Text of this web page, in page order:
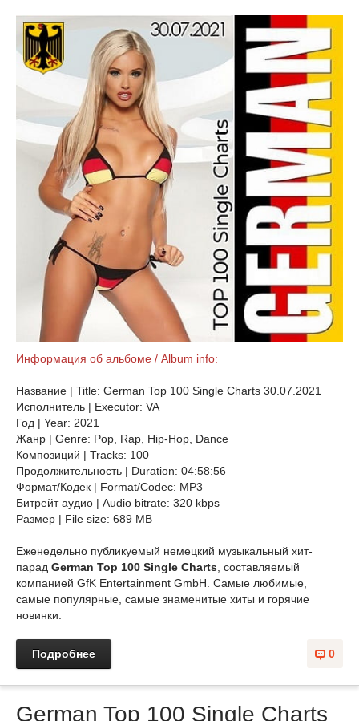
Информация об альбоме / Album info:
Название | Title: German Top 100 Single Charts 30.07.2021
Исполнитель | Executor: VA
Год | Year: 2021
Жанр | Genre: Pop, Rap, Hip-Hop, Dance
Композиций | Tracks: 100
Продолжительность | Duration: 04:58:56
Формат/Кодек | Format/Codec: MP3
Битрейт аудио | Audio bitrate: 320 kbps
Размер | File size: 689 MB
Еженедельно публикуемый немецкий музыкальный хит-
парад German Top 100 Single Charts , составляемый
компанией GfK Entertainment GmbH. Самые любимые,
самые популярные, самые знаменитые хиты и горячие
новинки.
0
Подробнее
German Top 100 Single Charts